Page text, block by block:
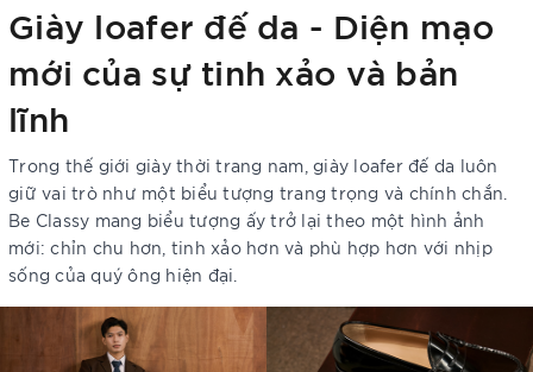
Giày loafer đế da - Diện mạo
mới của sự tinh xảo và bản
lĩnh
Trong thế giới giày thời trang nam, giày loafer đế da luôn
giữ vai trò như một biểu tượng trang trọng và chính chắn.
Be Classy mang biểu tượng ấy trở lại theo một hình ảnh
mới: chỉn chu hơn, tinh xảo hơn và phù hợp hơn với nhịp
sống của quý ông hiện đại.